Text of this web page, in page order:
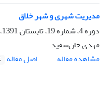
مدیریت شهری و شهر خلاق
دوره 4، شماره 19، تابستان 1391، صفحه
مهدی خان‌سفید
مشاهده مقاله
اصل مقاله